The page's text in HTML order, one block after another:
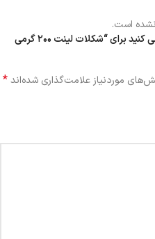
است.
اولین نفری باشید که دیدگاهی را ارسال می کنید برای “شکلات لینت ۲۰۰ گرمی
موردنیاز علامت‌گذاری شده‌اند*